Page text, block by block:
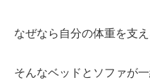
なぜなら自分の体重を支
そんなベッドとソファが